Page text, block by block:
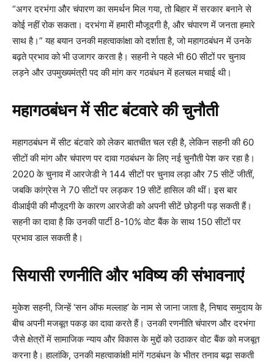
“अगर दरभंगा और चंपारण का समर्थन मिल गया, तो बिहार में सरकार बनाने से
कोई नहीं रोक सकता। दरभंगा में हमारी मौजूदगी है, और चंपारण में जनता हमारे
साथ है।” यह बयान उनकी महत्वाकांक्षा को दर्शाता है, जो महागठबंधन में उनके
बढ़ते प्रभाव को भी उजागर करता है। सहनी ने पहले भी 60 सीटों पर चुनाव
लड़ने और उपमुख्यमंत्री पद की मांग कर गठबंधन में हलचल मचाई थी।
महागठबंधन में सीट बंटवारे की चुनौती
महागठबंधन में सीट बंटवारे को लेकर बातचीत चल रही है, लेकिन सहनी की 60
सीटों की मांग और चंपारण पर दावा गठबंधन के लिए नई चुनौती पेश कर रहा है।
2020 के चुनाव में आरजेडी ने 144 सीटों पर चुनाव लड़ा और 75 सीटें जीतीं,
जबकि कांग्रेस ने 70 सीटों पर लड़कर 19 सीटें हासिल की थीं। इस बार
वीआईपी की मौजूदगी के कारण आरजेडी को अपनी सीटें छोड़नी पड़ सकती हैं।
सहनी का दावा है कि उनकी पार्टी 8-10% वोट बैंक के साथ 150 सीटों पर
प्रभाव डाल सकती है।
सियासी रणनीति और भविष्य की संभावनाएं
मुकेश सहनी, जिन्हें ‘सन ऑफ मल्लाह’ के नाम से जाना जाता है, निषाद समुदाय के
बीच अपनी मजबूत पकड़ का दावा करते हैं। उनकी रणनीति चंपारण और दरभंगा
जैसे क्षेत्रों में सामाजिक न्याय और विकास के मुद्दों को उठाकर वोट बैंक को मजबूत
करना है। हालांकि, उनकी महत्वाकांक्षी मांगें गठबंधन के भीतर तनाव बढ़ा सकती